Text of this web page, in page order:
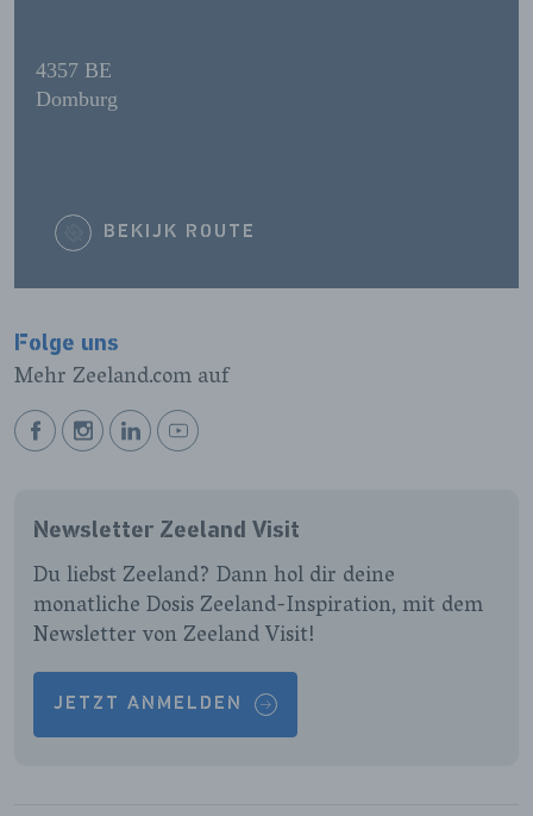
4357 BE
Domburg
BEKIJK ROUTE
Folge uns
Mehr Zeeland.com auf
BEKIJK
PAGINA
BEKIJK
PAGINA
BEKIJK
PAGINA
BEKIJK
PAGINA
Newsletter Zeeland Visit
Du liebst Zeeland? Dann hol dir deine
monatliche Dosis Zeeland-Inspiration, mit dem
Newsletter von Zeeland Visit!
JETZT ANMELDEN